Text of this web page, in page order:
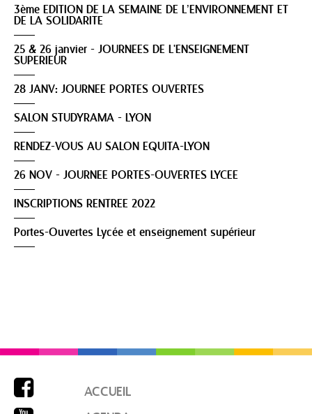
3ème EDITION DE LA SEMAINE DE L’ENVIRONNEMENT ET
DE LA SOLIDARITE
25 & 26 janvier - JOURNEES DE L'ENSEIGNEMENT
SUPERIEUR
28 JANV: JOURNEE PORTES OUVERTES
SALON STUDYRAMA - LYON
RENDEZ-VOUS AU SALON EQUITA-LYON
26 NOV - JOURNEE PORTES-OUVERTES LYCEE
INSCRIPTIONS RENTREE 2022
Portes-Ouvertes Lycée et enseignement supérieur

ACCUEIL